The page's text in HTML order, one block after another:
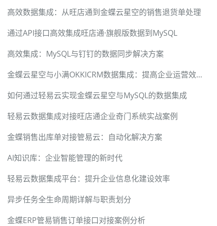
高效数据集成：从旺店通到金蝶云星空的销售退货单处理
通过API接口高效集成旺店通·旗舰版数据到MySQL
高效集成：MySQL与钉钉的数据同步解决方案
金蝶云星空与小满OKKICRM数据集成：提高企业运营效率的解决方案
如何通过轻易云实现金蝶云星空与MySQL的数据集成
轻易云数据集成对接旺店通企业奇门系统实战案例
金蝶销售出库单对接管易云：自动化解决方案
AI知识库：企业智能管理的新时代
轻易云数据集成平台：提升企业信息化建设效率
异步任务全生命周期详解与职责划分
金蝶ERP管易销售订单接口对接案例分析